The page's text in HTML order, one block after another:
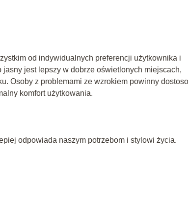
od indywidualnych preferencji użytkownika i
jest lepszy w dobrze oświetlonych miejscach,
Osoby z problemami ze wzrokiem powinny
komfort użytkowania.
odpowiada naszym potrzebom i stylowi życia.